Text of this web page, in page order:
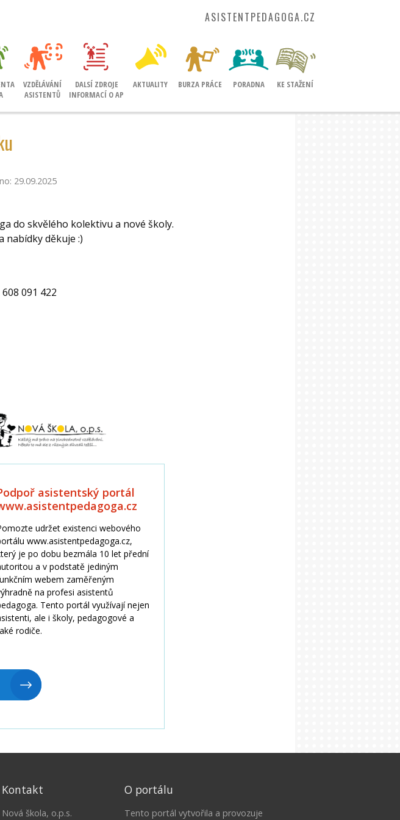
ASISTENTPEDAGOGA.CZ
VZDĚLÁVÁNÍ
ASISTENTŮ
DALSÍ ZDROJE
INFORMACÍ O AP
AKTUALITY BURZA PRÁCE PORADNA KE STAŽENÍ
29.09.2025
do skvělého kolektivu a nové školy.
nabídky děkuje :)
091 422
Kontakt
Nová škola, o.p.s.
O portálu
Tento portál vytvořila a provozuje